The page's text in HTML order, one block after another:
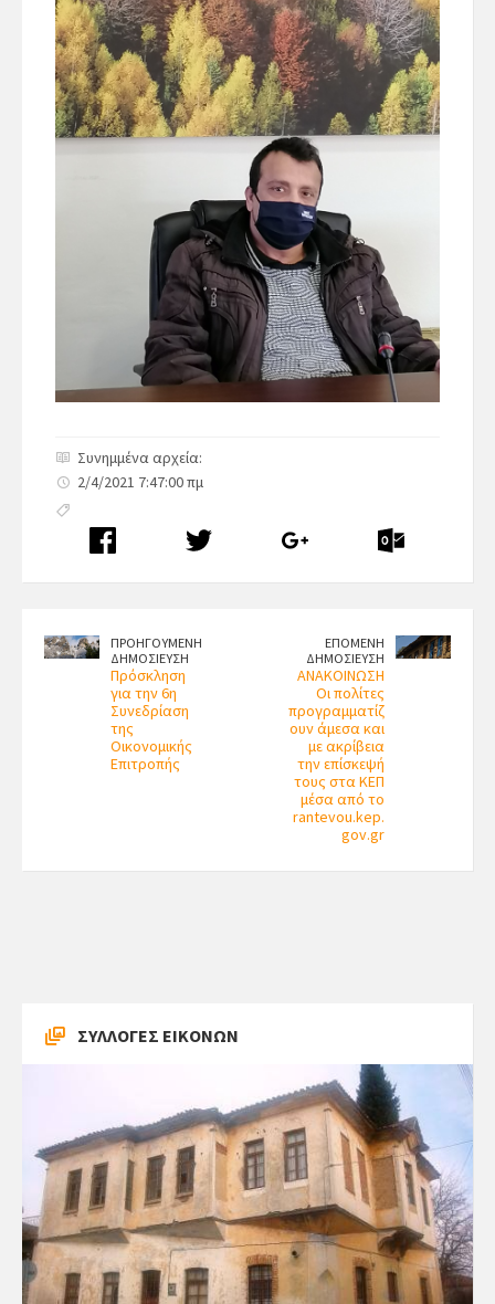
Συνημμένα αρχεία:
2/4/2021 7:47:00 πμ
ΠΡΟΗΓΟΥΜΕΝΗ
ΔΗΜΟΣΙΕΥΣΗ
Πρόσκληση
για την 6η
Συνεδρίαση
της
Οικονομικής
Επιτροπής
ΕΠΟΜΕΝΗ
ΔΗΜΟΣΙΕΥΣΗ
ΑΝΑΚΟΙΝΩΣΗ
Οι πολίτες
προγραμματίζ
ουν άμεσα και
με ακρίβεια
την επίσκεψή
τους στα ΚΕΠ
μέσα από το
rantevou.kep.
gov.gr
ΣΥΛΛΟΓΕΣ ΕΙΚΟΝΩΝ